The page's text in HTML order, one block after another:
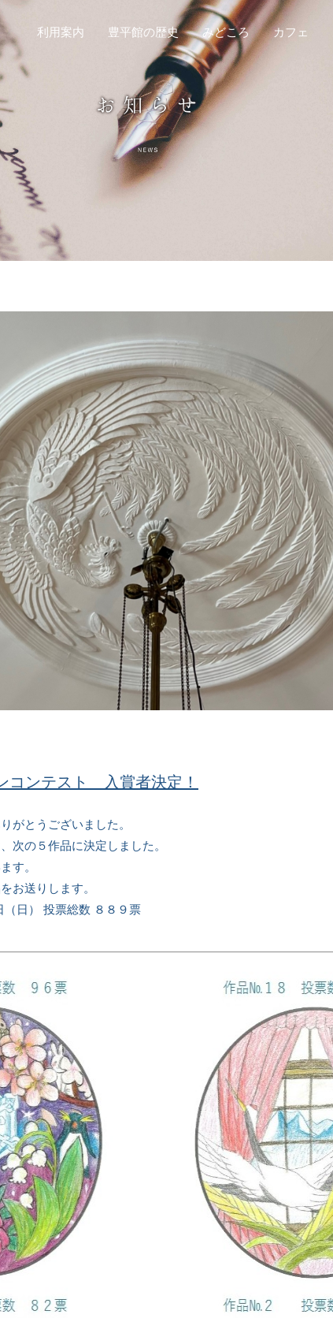
利用案内 豊平館の歴史 みどころ カフェ
コンテスト 入賞者決定！
がとうございました。
次の５作品に決定しました。
す。
お送りします。
日） 投票総数 ８８９票